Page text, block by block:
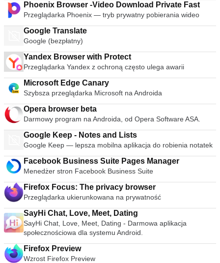
Phoenix Browser -Video Download Private Fast
Przeglądarka Phoenix — tryb prywatny pobierania wideo
Google Translate
Google (bezpłatny)
Yandex Browser with Protect
Przeglądarka Yandex z ochroną często ulega awarii
Microsoft Edge Canary
Szybsza przeglądarka Microsoft na Androida
Opera browser beta
Darmowy program na Androida, od Opera Software ASA.
Google Keep - Notes and Lists
Google Keep — lepsza mobilna aplikacja do robienia notatek
Facebook Business Suite Pages Manager
Menedżer stron Facebook Business Suite
Firefox Focus: The privacy browser
Przeglądarka ukierunkowana na prywatność
SayHi Chat, Love, Meet, Dating
SayHi Chat, Love, Meet, Dating - Darmowa aplikacja
społecznościowa dla systemu Android.
Firefox Preview
Wzrost Firefox Preview